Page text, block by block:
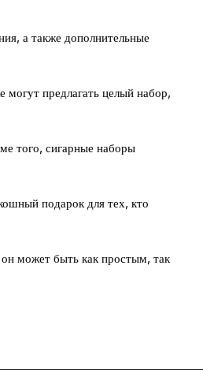
а также дополнительные
могут предлагать целый набор,
того, сигарные наборы
подарок для тех, кто
может быть как простым, так